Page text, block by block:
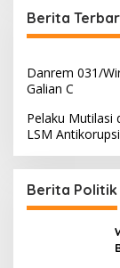
Berita
Danrem 031/
Galian C
Pelaku Mutilasi
LSM Antikorupsi
Berita Politik